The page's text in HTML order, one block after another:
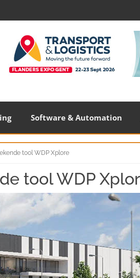
Software & Automation
tool WDP Xplore
tool WDP